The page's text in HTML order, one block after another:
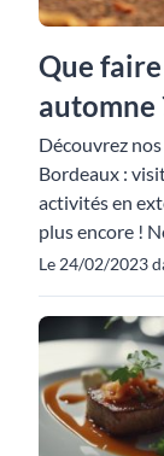
Que
automne
Découvrez
Bordeaux :
activités en
plus encore !
Le 24/02/2023